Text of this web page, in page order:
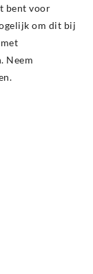
bent voor
om dit bij
Neem